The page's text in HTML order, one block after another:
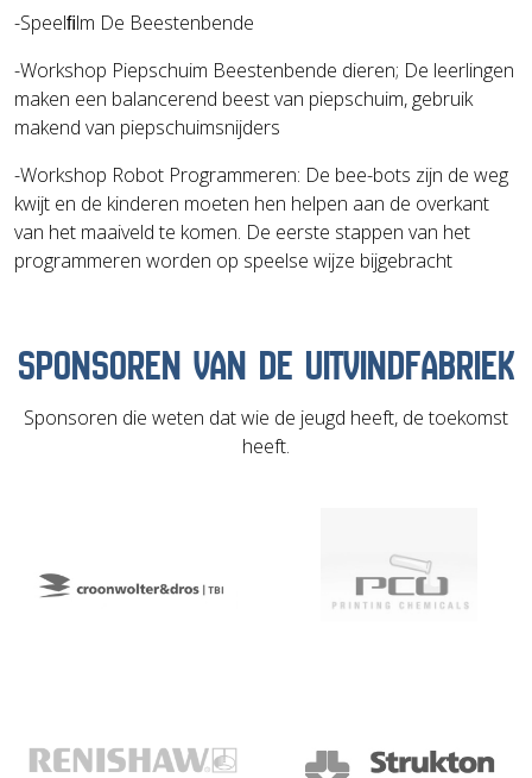
-Speelﬁlm De Beestenbende
-Workshop Piepschuim Beestenbende dieren; De leerlingen
maken een balancerend beest van piepschuim, gebruik
makend van piepschuimsnijders
-Workshop Robot Programmeren: De bee-bots zijn de weg
kwijt en de kinderen moeten hen helpen aan de overkant
van het maaiveld te komen. De eerste stappen van het
programmeren worden op speelse wijze bijgebracht
SPONSOREN VAN DE UITVINDFABRIEK
Sponsoren die weten dat wie de jeugd heeft, de toekomst
heeft.